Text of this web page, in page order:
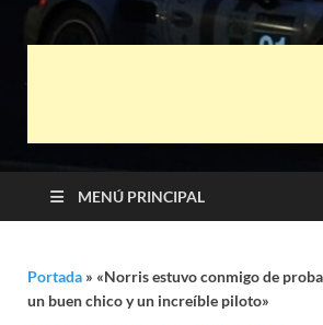
MENÚ PRINCIPAL
Portada » «Norris estuvo conmigo de
un buen chico y un increíble piloto»